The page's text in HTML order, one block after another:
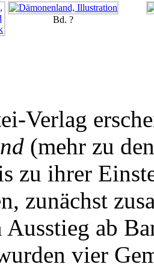
Bd. ?
Verlag
(mehr zu
zu ihrer
zunächst
Ausstieg ab
vier